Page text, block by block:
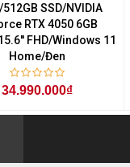
512GB SSD/NVIDIA
RTX 4050 6GB
FHD/Windows 11
Home/Đen
34.990.000₫